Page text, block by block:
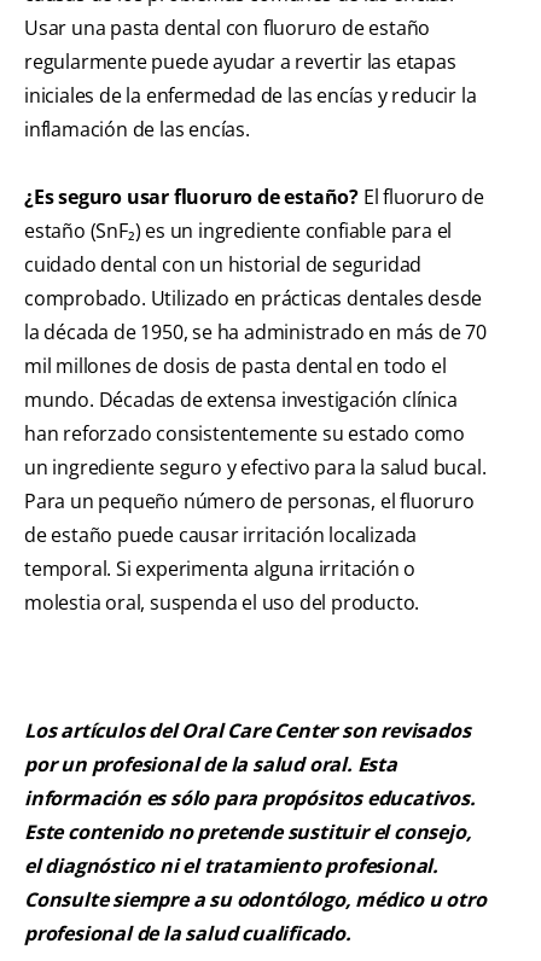
Usar una pasta dental con fluoruro de estaño
regularmente puede ayudar a revertir las etapas
iniciales de la enfermedad de las encías y reducir la
inflamación de las encías.
¿Es seguro usar fluoruro de estaño? El fluoruro de
estaño (SnF₂) es un ingrediente confiable para el
cuidado dental con un historial de seguridad
comprobado. Utilizado en prácticas dentales desde
la década de 1950, se ha administrado en más de 70
mil millones de dosis de pasta dental en todo el
mundo. Décadas de extensa investigación clínica
han reforzado consistentemente su estado como
un ingrediente seguro y efectivo para la salud bucal.
Para un pequeño número de personas, el fluoruro
de estaño puede causar irritación localizada
temporal. Si experimenta alguna irritación o
molestia oral, suspenda el uso del producto.
Los artículos del Oral Care Center son revisados
por un profesional de la salud oral. Esta
información es sólo para propósitos educativos.
Este contenido no pretende sustituir el consejo,
el diagnóstico ni el tratamiento profesional.
Consulte siempre a su odontólogo, médico u otro
profesional de la salud cualificado.